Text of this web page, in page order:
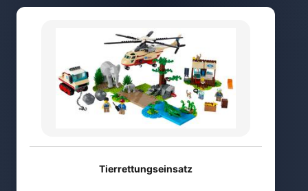
Tierrettungseinsatz